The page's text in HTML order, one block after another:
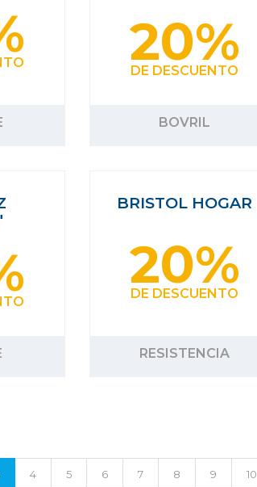
20%
DE DESCUENTO
BOVRIL
BRISTOL HOGAR
20%
DE DESCUENTO
RESISTENCIA
4 5 6 7 8 9 10